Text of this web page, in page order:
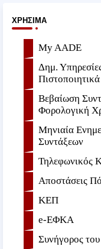
ΧΡΉΣΙΜΑ
My AADE
Δημ.
Πιστοποιητικά
Βεβαίωση
Φορολογική
Μηνιαία
Συντάξεων
Τηλεφωνικός
Αποστάσεις
ΚΕΠ
e-ΕΦKA
Συνήγορος